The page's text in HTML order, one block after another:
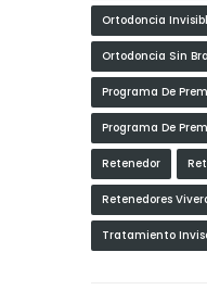
Ortodoncia
Ortodoncia Sin
Programa De
Programa De
Retenedor
Retenedores
Tratamiento